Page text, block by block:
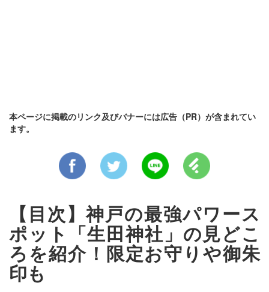
本ページに掲載のリンク及びバナーには広告（PR）が含まれてい
ます。
【目次】神戸の最強パワース
ポット「生田神社」の見どこ
ろを紹介！限定お守りや御朱
印も